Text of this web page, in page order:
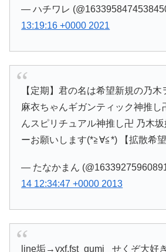
— ハチワレ
13:19:16 +0000 2021
【定期】君の名は希望新規の乃
麻衣ちゃんギガンティック神推し
んスピリチュアル神推し卍 乃木
ーお願いします(*≧∀≦*) 【拡散希望
— たなかまん
14 12:34:47 +0000 2013
line垢→yxf.fst_gumi_ せくぞ大好